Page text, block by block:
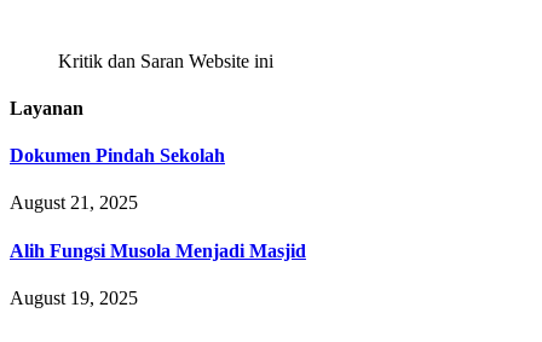
Kritik dan Saran Website ini
Layanan
Dokumen Pindah Sekolah
August 21, 2025
Alih Fungsi Musola Menjadi Masjid
August 19, 2025